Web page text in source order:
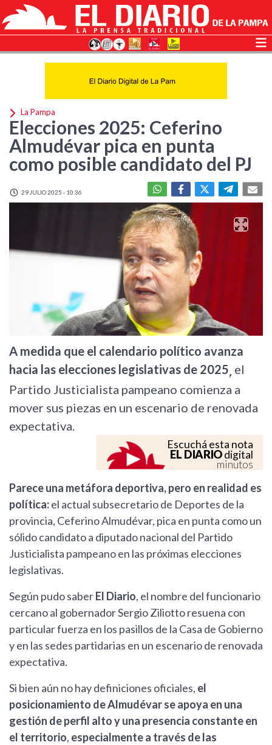
La Pampa
Elecciones 2025: Ceferino
Almudévar pica en punta
como posible candidato del PJ
29 JULIO 2025 - 10:36
A medida que el calendario político avanza
hacia las elecciones legislativas de 2025, el
Partido Justicialista pampeano comienza a
mover sus piezas en un escenario de renovada
expectativa.
Escuchá esta nota
EL DIARIOdigital
minutos
Parece una metáfora deportiva, pero en realidad es
política:el actual subsecretario de Deportes de la
provincia, Ceferino Almudévar, pica en punta como un
sólido candidato a diputado nacional del Partido
Justicialista pampeano en las próximas elecciones
legislativas.
Según pudo saberEl Diario, el nombre del funcionario
cercano al gobernador Sergio Ziliotto resuena con
particular fuerza en los pasillos de la Casa de Gobierno
y en las sedes partidarias en un escenario de renovada
expectativa.
Si bien aún no hay definiciones oficiales, el
posicionamiento de Almudévar se apoya en una
gestión de perfil alto y una presencia constante en
el territorio, especialmente a través de las